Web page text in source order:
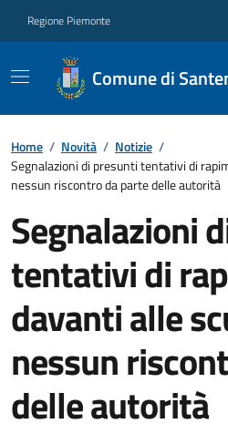
Regione Piemonte
Comune di
Home / Novità / Notizie /
Segnalazioni di presunti tentativi di
nessun riscontro da parte delle autorità
Segnalazioni
tentativi di
davanti alle
nessun
delle autorità